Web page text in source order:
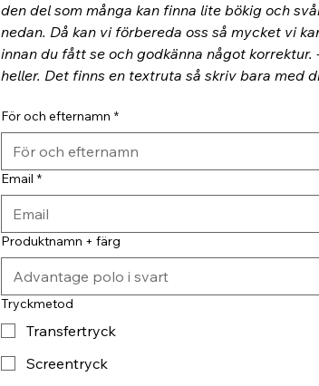
den del som många kan finna lite bökig och
nedan. Då kan vi förbereda oss så mycket vi
innan du fått se och godkänna något
heller. Det finns en textruta så skriv bara med
För och efternamn *
Email *
Produktnamn + färg
Tryckmetod
Transfertryck
Screentryck